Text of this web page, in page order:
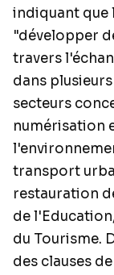
indiquant que
"développer
travers
dans
secteurs
numérisation
transport
restauration
de
du Tourisme.
des clauses